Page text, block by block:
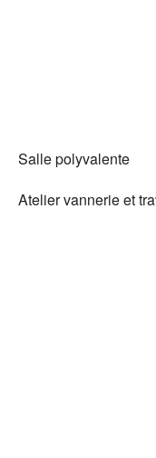
Salle polyvalente
Atelier vannerie et